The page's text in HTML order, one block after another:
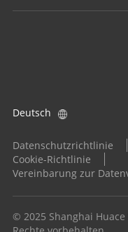
Investoren
Datenschutzrichtlinie
Cookie-Richtlinie
Vereinbarung zur
Deutsch
© 2025 Shanghai